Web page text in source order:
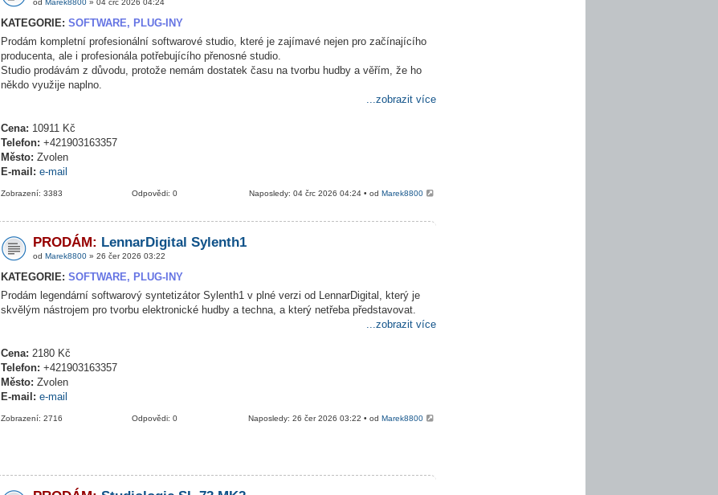
od Marek8800 » 04 črc 2026 04:24
KATEGORIE: SOFTWARE, PLUG-INY
Prodám kompletní profesionální softwarové studio, které je zajímavé nejen pro začínajícího
producenta, ale i profesionála potřebujícího přenosné studio.
Studio prodávám z důvodu, protože nemám dostatek času na tvorbu hudby a věřím, že ho
někdo využije naplno.
...zobrazit více
Cena: 10911 Kč
Telefon: +421903163357
Město: Zvolen
E-mail: e-mail
Naposledy: 04 črc 2026 04:24 • odMarek8800
Odpovědi: 0
Zobrazení: 3383
PRODÁM: LennarDigital Sylenth1
od Marek8800 » 26 čer 2026 03:22
KATEGORIE: SOFTWARE, PLUG-INY
Prodám legendární softwarový syntetizátor Sylenth1 v plné verzi od LennarDigital, který je
skvělým nástrojem pro tvorbu elektronické hudby a techna, a který netřeba představovat.
...zobrazit více
Cena: 2180 Kč
Telefon: +421903163357
Město: Zvolen
E-mail: e-mail
Naposledy: 26 čer 2026 03:22 • odMarek8800
Odpovědi: 0
Zobrazení: 2716